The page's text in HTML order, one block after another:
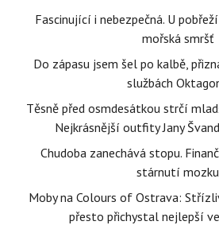
Fascinující i nebezpečná. U
mořská smršť
Do zápasu jsem šel po kalbě,
službách
Těsně před osmdesátkou strčí
Nejkrásnější outfity Jany
Chudoba zanechává stopu.
stárnutí mozku
Moby na Colours of Ostrava:
přesto přichystal nejlepší